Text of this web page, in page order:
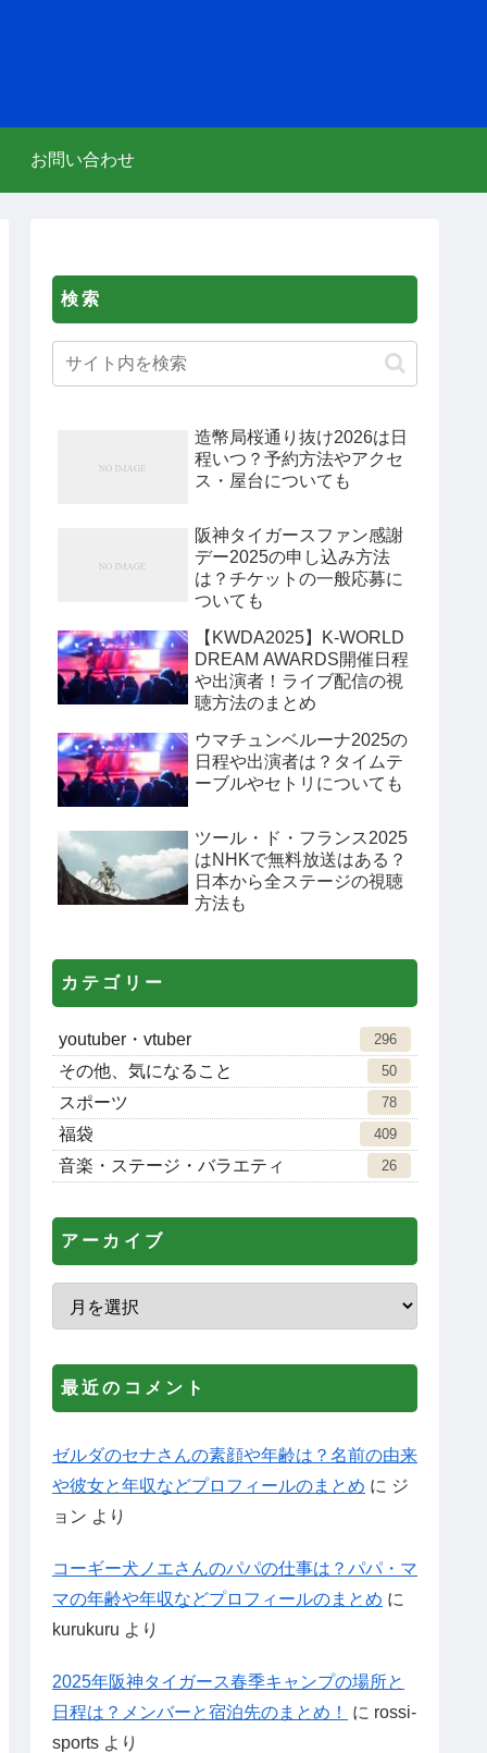
お問い合わせ
検索
造幣局桜通り抜け2026は日
程いつ？予約方法やアクセ
ス・屋台についても
阪神タイガースファン感謝
デー2025の申し込み方法
は？チケットの一般応募に
ついても
【KWDA2025】K-WORLD
DREAM AWARDS開催日程
や出演者！ライブ配信の視
聴方法のまとめ
ウマチュンベルーナ2025の
日程や出演者は？タイムテ
ーブルやセトリについても
ツール・ド・フランス2025
はNHKで無料放送はある？
日本から全ステージの視聴
方法も
カテゴリー
youtuber・vtuber 296
その他、気になること 50
スポーツ 78
福袋 409
音楽・ステージ・バラエティ 26
アーカイブ
最近のコメント
ゼルダのセナさんの素顔や年齢は？名前の由来
や彼女と年収などプロフィールのまとめ に ジ
ョン より
コーギー犬ノエさんのパパの仕事は？パパ・マ
マの年齢や年収などプロフィールのまとめ に
kurukuru より
2025年阪神タイガース春季キャンプの場所と
日程は？メンバーと宿泊先のまとめ！
に rossi-
sports より